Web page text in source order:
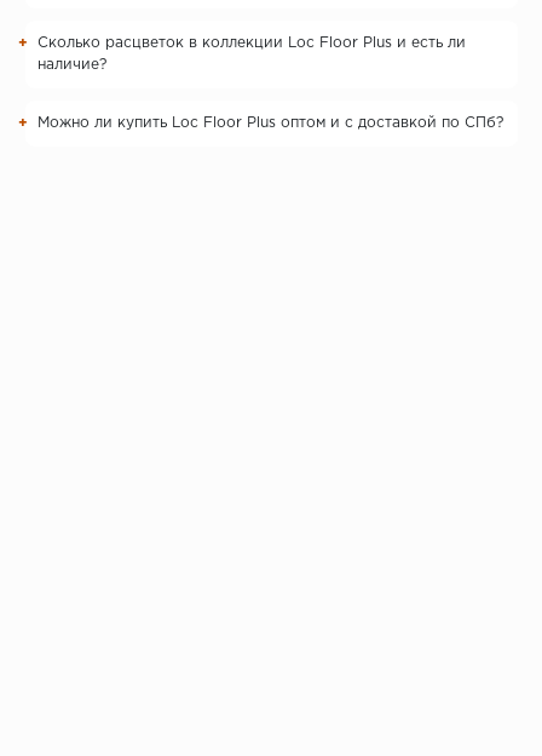
Сколько расцветок в коллекции Loc Floor Plus и есть ли
наличие?
Можно ли купить Loc Floor Plus оптом и с доставкой по СПб?